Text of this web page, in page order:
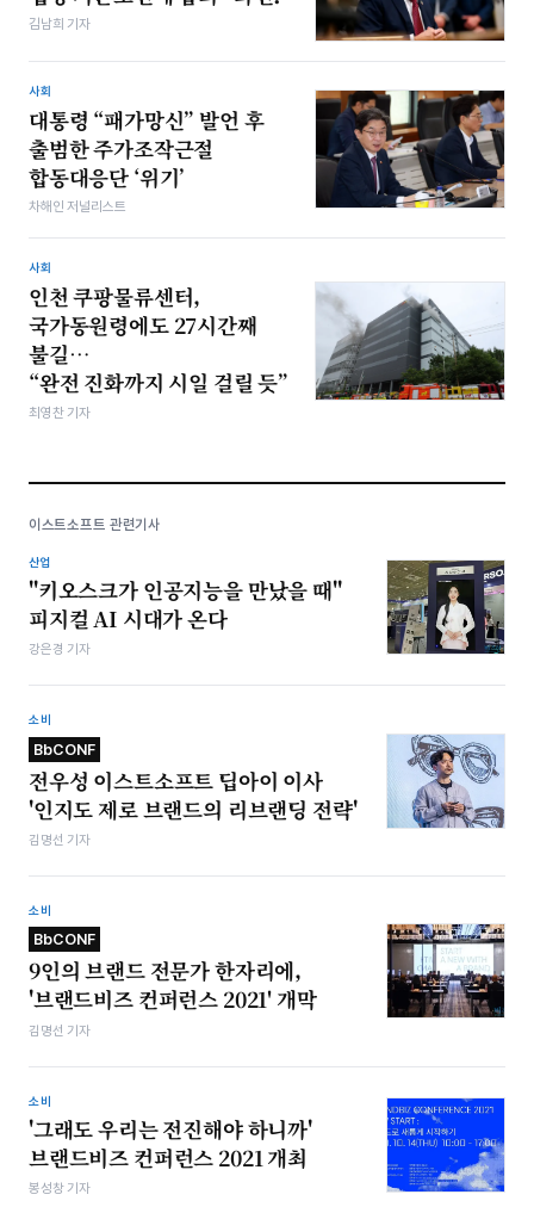
김남희 기자
사회
대통령 “패가망신” 발언 후
출범한 주가조작근절
합동대응단 ‘위기’
차해인 저널리스트
사회
인천 쿠팡물류센터,
국가동원령에도 27시간째
불길…
“완전 진화까지 시일 걸릴 듯”
최영찬 기자
이스트소프트 관련기사
산업
"키오스크가 인공지능을 만났을 때"
피지컬 AI 시대가 온다
강은경 기자
소비
BbCONF
전우성 이스트소프트 딥아이 이사
'인지도 제로 브랜드의 리브랜딩 전략'
김명선 기자
소비
BbCONF
9인의 브랜드 전문가 한자리에,
'브랜드비즈 컨퍼런스 2021' 개막
김명선 기자
소비
'그래도 우리는 전진해야 하니까'
브랜드비즈 컨퍼런스 2021 개최
봉성창 기자